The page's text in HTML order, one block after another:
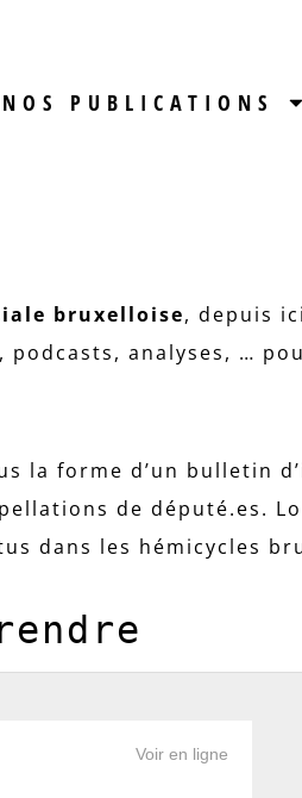
NOS PUBLICATIONS
bruxelloise, depuis
analyses, …
la forme d’un bulletin
de député.es.
dans les hémicycles